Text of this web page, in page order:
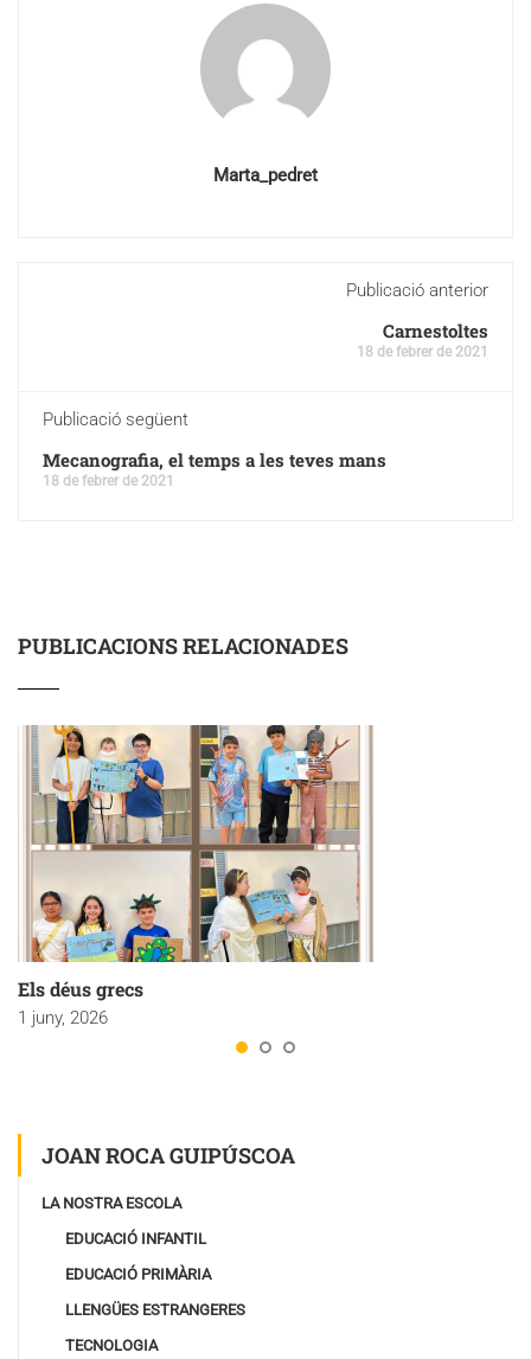
Marta_pedret
Publicació anterior
Carnestoltes
18 de febrer de 2021
Publicació següent
Mecanografia, el temps a les teves mans
18 de febrer de 2021
PUBLICACIONS RELACIONADES
Els déus grecs
1 juny, 2026
JOAN ROCA GUIPÚSCOA
LA NOSTRA ESCOLA
EDUCACIÓ INFANTIL
EDUCACIÓ PRIMÀRIA
LLENGÜES ESTRANGERES
TECNOLOGIA